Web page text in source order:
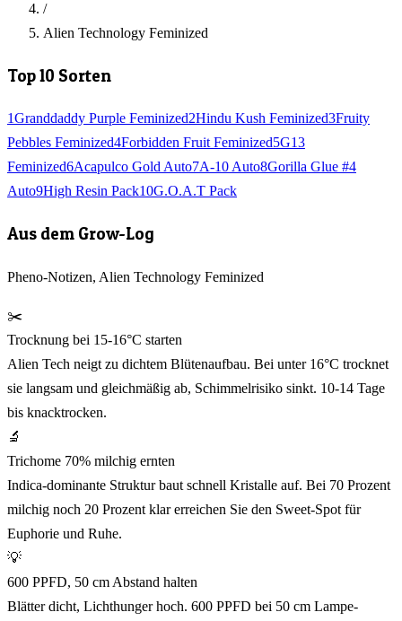
/
Alien Technology Feminized
Top 10 Sorten
1Granddaddy Purple Feminized2Hindu Kush Feminized3Fruity
Pebbles Feminized4Forbidden Fruit Feminized5G13
Feminized6Acapulco Gold Auto7A-10 Auto8Gorilla Glue #4
Auto9High Resin Pack10G.O.A.T Pack
Aus dem Grow-Log
Pheno-Notizen, Alien Technology Feminized
✂️
Trocknung bei 15-16°C starten
Alien Tech neigt zu dichtem Blütenaufbau. Bei unter 16°C trocknet
sie langsam und gleichmäßig ab, Schimmelrisiko sinkt. 10-14 Tage
bis knacktrocken.
🔬
Trichome 70% milchig ernten
Indica-dominante Struktur baut schnell Kristalle auf. Bei 70 Prozent
milchig noch 20 Prozent klar erreichen Sie den Sweet-Spot für
Euphorie und Ruhe.
💡
600 PPFD, 50 cm Abstand halten
Blätter dicht, Lichthunger hoch. 600 PPFD bei 50 cm Lampe-